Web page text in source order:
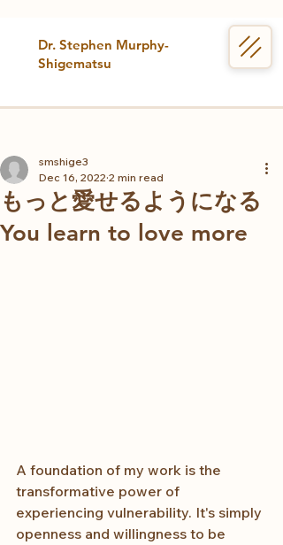
Dr. Stephen Murphy-
Shigematsu
もっと愛せるようになる
You learn to love more
smshige3
Dec 16, 2022 2 min read
A foundation of my work is the
transformative power of
experiencing vulnerability. It's simply
openness and willingness to be